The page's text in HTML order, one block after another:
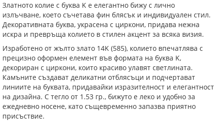
Златното колие с буква K е елегантно бижу с лично
излъчване, което съчетава фин блясък и индивидуален стил.
Декоративната буква, украсена с циркони, придава нежна
искра и превръща колието в стилен акцент за всяка визия.
Изработено от жълто злато 14K (585), колието впечатлява с
прецизно оформен елемент във формата на буква K,
декориран с циркони, които красиво улавят светлината.
Камъните създават деликатни отблясъци и подчертават
линиите на буквата, придавайки изразителност и елегантност
на дизайна. С тегло от 1.53 гр., бижуто е леко и удобно за
ежедневно носене, като същевременно запазва приятно
присъствие.